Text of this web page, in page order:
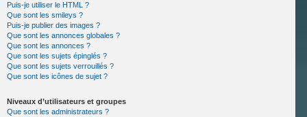
Puis-je utiliser le HTML ?
Que sont les smileys ?
Puis-je publier des images ?
Que sont les annonces globales ?
Que sont les annonces ?
Que sont les sujets épinglés ?
Que sont les sujets verrouillés ?
Que sont les icônes de sujet ?
Niveaux d’utilisateurs et groupes
Que sont les administrateurs ?